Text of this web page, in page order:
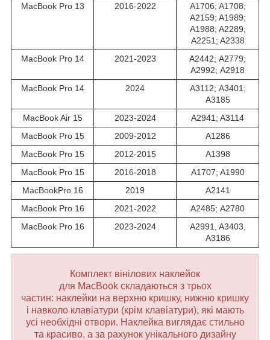
MacBook Pro 13
2016-2022
A1706; A1708;
A2159; A1989;
A1988; A2289;
A2251; A2338
MacBook Pro 14
2021-2023
A2442; А2779;
А2992; A2918
MacBook Pro 14
2024
A3112; А3401;
А3185
MacBook Air 15
2023-2024
A2941; A3114
MacBook Pro 15
2009-2012
A1286
MacBook Pro 15
2012-2015
A1398
MacBook Pro 15
2016-2018
A1707; A1990
MacBookPro 16
2019
A2141
MacBook Pro 16
2021-2022
A2485; А2780
MacBook Pro 16
2023-2024
A2991, A3403,
A3186
Комплект вінілових наклейок
для MacBook складаються з трьох
частин: наклейки на верхню кришку, нижню кришку
і навколо клавіатури (крім клавіатури), які мають
усі необхідні отвори. Наклейка виглядає стильно
та красиво, а за рахунок унікального дизайну